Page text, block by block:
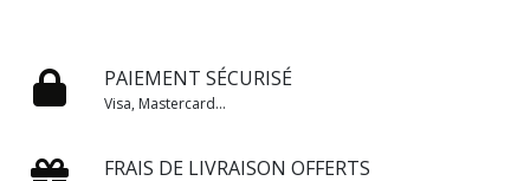
PAIEMENT SÉCURISÉ
Visa, Mastercard...
FRAIS DE LIVRAISON OFFERTS